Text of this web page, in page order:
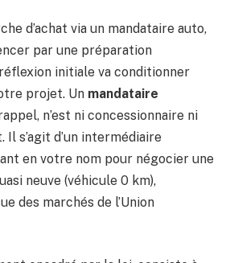
d’achat via un mandataire auto,
par une préparation
initiale va conditionner
projet. Un mandataire
n’est ni concessionnaire ni
s’agit d’un intermédiaire
en votre nom pour négocier une
neuve (véhicule 0 km),
des marchés de l’Union